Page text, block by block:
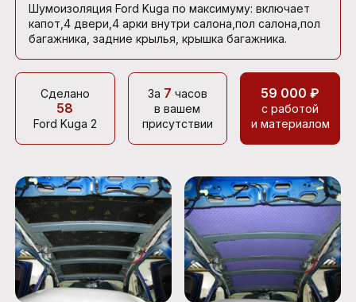
Шумоизоляция Ford Kuga по максимуму: включает
капот,4 двери,4 арки внутри салона,пол салона,пол
багажника, задние крылья, крышка багажника.
Сделано
58
Ford Kuga 2
За 7 часов
в вашем
присутствии
59 000 ₽
с работой
и материалом